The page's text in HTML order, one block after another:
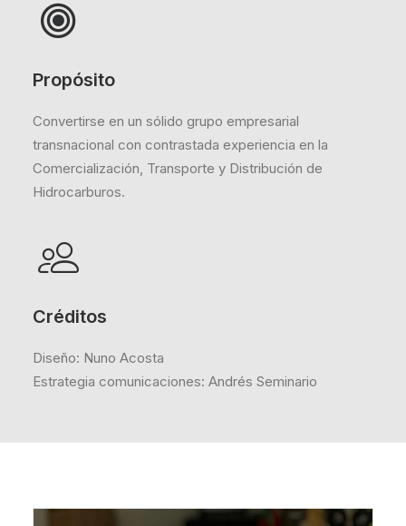
Propósito
Convertirse en un sólido grupo empresarial
transnacional con contrastada experiencia en la
Comercialización, Transporte y Distribución de
Hidrocarburos.
Créditos
Diseño: Nuno Acosta
Estrategia comunicaciones: Andrés Seminario